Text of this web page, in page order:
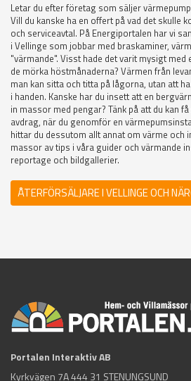
Letar du efter företag som säljer
Vill du kanske ha en offert på vad det skulle
och serviceavtal. På Energiportalen har vi
i Vellinge som jobbar med braskaminer,
"värmande". Visst hade det varit mysigt med
de mörka höstmånaderna? Värmen från
man kan sitta och titta på lågorna, utan att
i handen. Kanske har du insett att en
in massor med pengar? Tänk på att du kan
avdrag, när du genomför en
hittar du dessutom allt annat om värme och
massor av tips i våra guider och värmande
reportage och bildgallerier.
ÅTERFÖRSÄLJARE I VELLINGE OCH
Portalen Interaktiv AB
Kyrkvägen 7A 444 31 STENUNGSUND